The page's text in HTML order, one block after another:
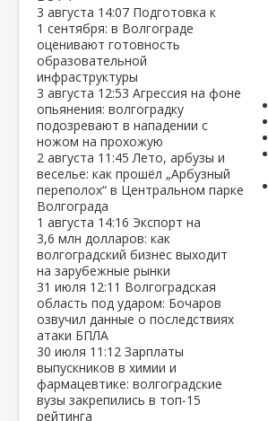
3 августа 14:07 Подготовка к
1 сентября: в Волгограде
оценивают готовность
образовательной
инфраструктуры
3 августа 12:53 Агрессия на фоне
опьянения: волгоградку
подозревают в нападении с
ножом на прохожую
2 августа 11:45Лето, арбузы и
веселье: как прошёл „Арбузный
переполох“ в Центральном парке
Волгограда
1 августа 14:16 Экспорт на
3,6 млн долларов: как
волгоградский бизнес выходит
на зарубежные рынки
31 июля 12:11 Волгоградская
область под ударом: Бочаров
озвучил данные о последствиях
атаки БПЛА
30 июля 11:12 Зарплаты
выпускников в химии и
фармацевтике: волгоградские
вузы закрепились в топ‑15
рейтинга